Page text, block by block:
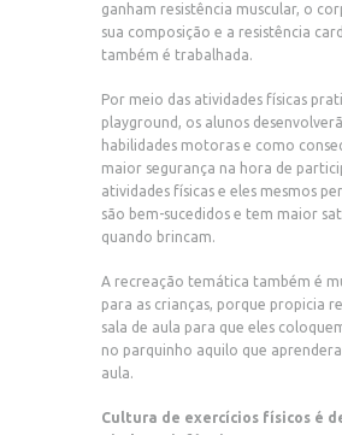
ganham resistência muscular, o
sua composição e a resistência
também é trabalhada.
Por meio das atividades físicas
playground, os alunos
habilidades motoras e como
maior segurança na hora de
atividades físicas e eles mesmos
são bem-sucedidos e tem maior
quando brincam.
A recreação temática também é
para as crianças, porque propicia
sala de aula para que eles
no parquinho aquilo que
aula.
Cultura de exercícios físicos é